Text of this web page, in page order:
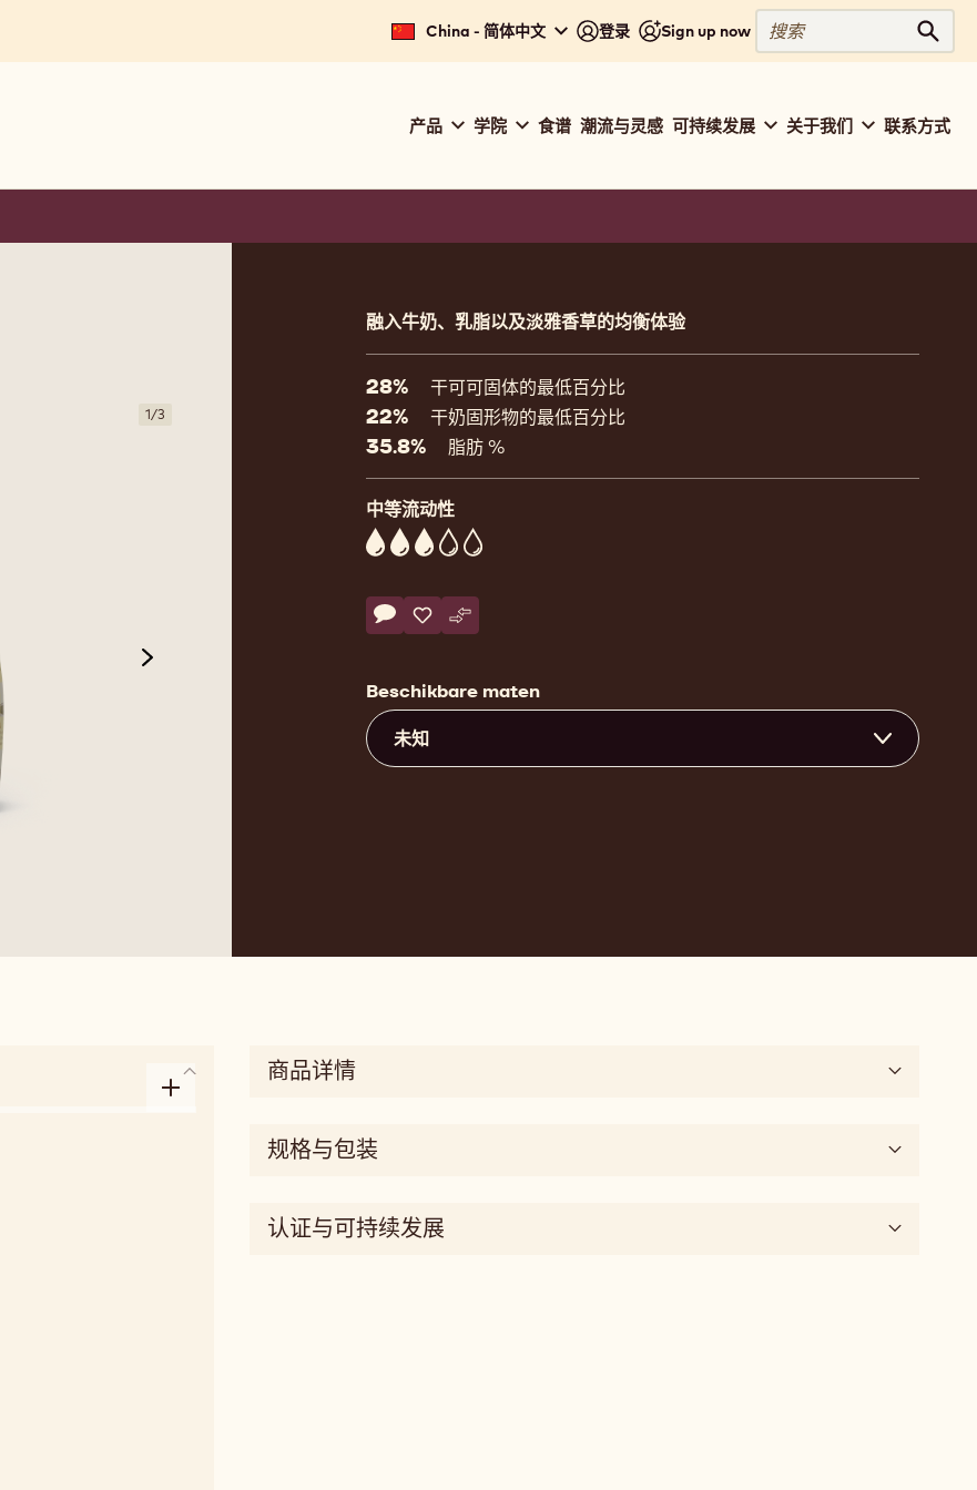
China - 简体中文 登录 Sign up now
搜
索
搜索
navigation
产品 学院 食谱 潮流与灵感 可持续发展 关于我们 联系方式
1/3
next
融入牛奶、乳脂以及淡雅香草的均衡体验
28% 干可可固体的最低百分比
22% 干奶固形物的最低百分比
35.8% 脂肪 %
中等流动性
3
Actions
评论
- W2保存
- W2比较
- W2
Beschikbare maten
未知
商品详情
规格与包装
认证与可持续发展